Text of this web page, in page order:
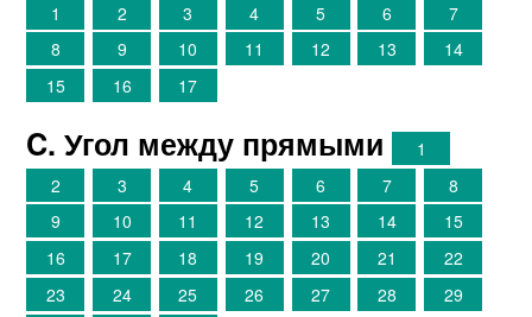
1 2 3 4 5 6
7
8
9 10 11 12 13
14
15
16 17
C. Угол между прямыми
1
2
3 4 5 6 7
8
9
10 11 12 13 14
15
16
17 18 19 20 21
22
23
24 25 26 27 28
29